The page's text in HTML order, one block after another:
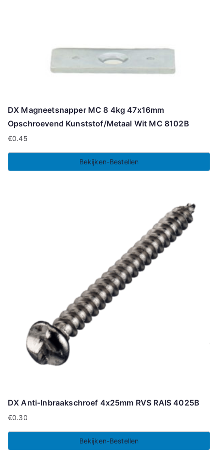
DX Magneetsnapper MC 8 4kg 47x16mm
Opschroevend Kunststof/Metaal Wit MC 8102B
€0.45
Bekijken-Bestellen
DX Anti-Inbraakschroef 4x25mm RVS RAIS 4025B
€0.30
Bekijken-Bestellen